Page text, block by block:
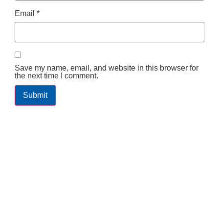
Email *
Save my name, email, and website in this browser for
the next time I comment.